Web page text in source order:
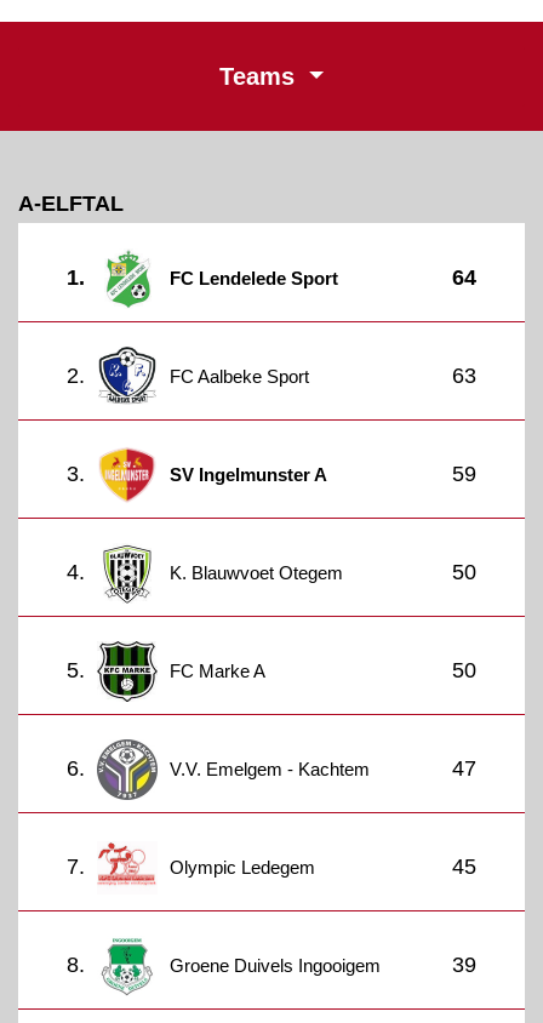
Teams
A-ELFTAL
1. FC Lendelede Sport 64
2. FC Aalbeke Sport 63
3. SV Ingelmunster A 59
4. K. Blauwvoet Otegem 50
5. FC Marke A 50
6. V.V. Emelgem - Kachtem 47
7. Olympic Ledegem 45
8. Groene Duivels Ingooigem 39